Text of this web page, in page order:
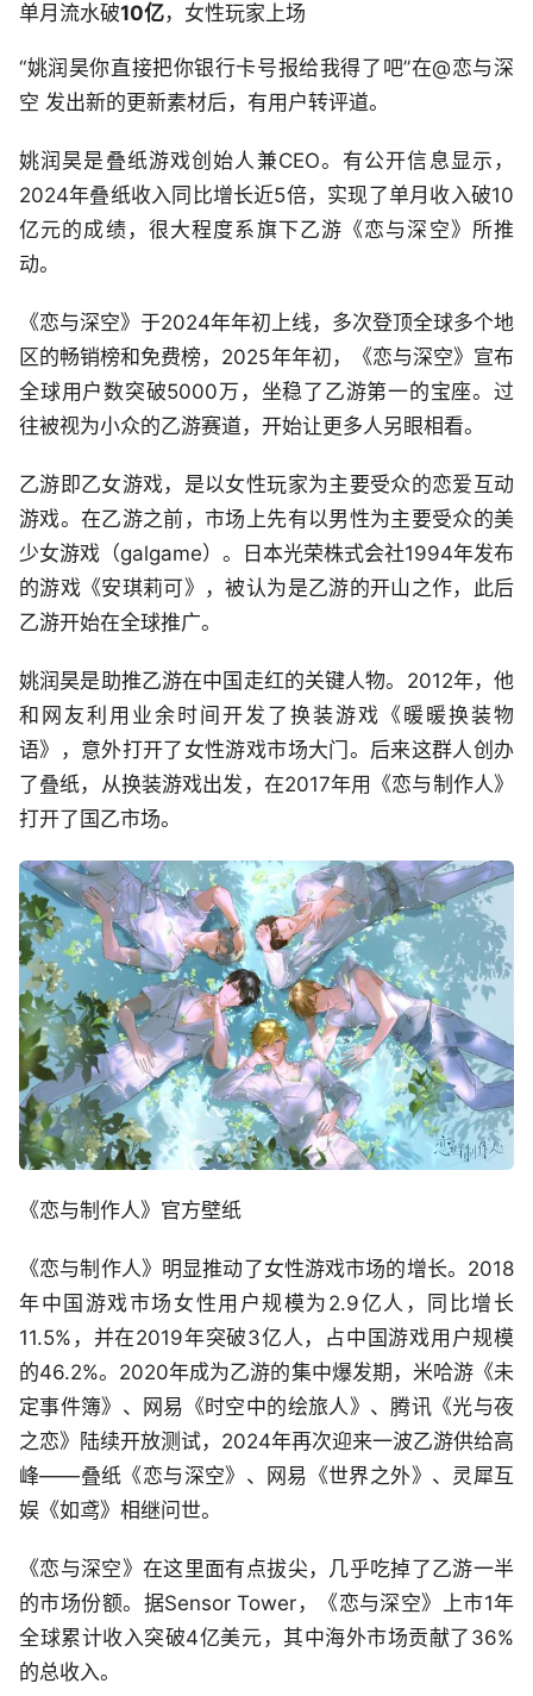
单月流水破10亿，女性玩家上场
“姚润昊你直接把你银行卡号报给我得了吧”在@恋与深
空 发出新的更新素材后，有用户转评道。
姚润昊是叠纸游戏创始人兼CEO。有公开信息显示，
2024年叠纸收入同比增长近5倍，实现了单月收入破10
亿元的成绩，很大程度系旗下乙游《恋与深空》所推
动。
《恋与深空》于2024年年初上线，多次登顶全球多个地
区的畅销榜和免费榜，2025年年初，《恋与深空》宣布
全球用户数突破5000万，坐稳了乙游第一的宝座。过
往被视为小众的乙游赛道，开始让更多人另眼相看。
乙游即乙女游戏，是以女性玩家为主要受众的恋爱互动
游戏。在乙游之前，市场上先有以男性为主要受众的美
少女游戏（galgame）。日本光荣株式会社1994年发布
的游戏《安琪莉可》，被认为是乙游的开山之作，此后
乙游开始在全球推广。
姚润昊是助推乙游在中国走红的关键人物。2012年，他
和网友利用业余时间开发了换装游戏《暖暖换装物
语》，意外打开了女性游戏市场大门。后来这群人创办
了叠纸，从换装游戏出发，在2017年用《恋与制作人》
打开了国乙市场。
《恋与制作人》官方壁纸
《恋与制作人》明显推动了女性游戏市场的增长。2018
年中国游戏市场女性用户规模为2.9亿人，同比增长
11.5%，并在2019年突破3亿人，占中国游戏用户规模
的46.2%。2020年成为乙游的集中爆发期，米哈游《未
定事件簿》、网易《时空中的绘旅人》、腾讯《光与夜
之恋》陆续开放测试，2024年再次迎来一波乙游供给高
峰——叠纸《恋与深空》、网易《世界之外》、灵犀互
娱《如鸢》相继问世。
《恋与深空》在这里面有点拔尖，几乎吃掉了乙游一半
的市场份额。据Sensor Tower，《恋与深空》上市1年
全球累计收入突破4亿美元，其中海外市场贡献了36%
的总收入。